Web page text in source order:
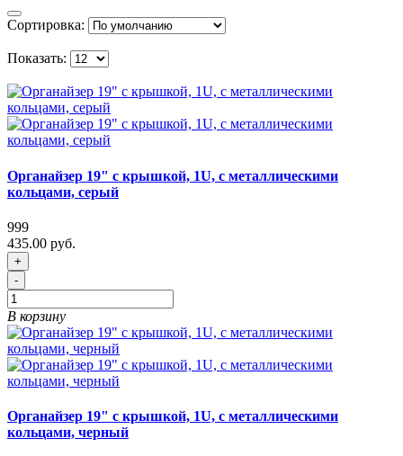
Сортировка:
Показать:
Органайзер 19" с крышкой, 1U, с металлическими
кольцами, серый
999
435.00 руб.
+
-
В корзину
Органайзер 19" с крышкой, 1U, с металлическими
кольцами, черный